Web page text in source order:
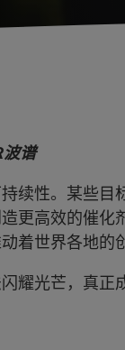
波谱
续性。某些目
更高效的催
着世界各地的
耀光芒，真正